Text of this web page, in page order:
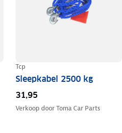
Tcp
Sleepkabel 2500 kg
31,95
Verkoop doorToma Car Parts